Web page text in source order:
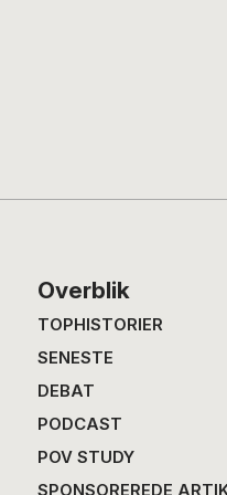
Footer
Overblik
TOPHISTORIER
SENESTE
DEBAT
PODCAST
POV STUDY
SPONSOREREDE